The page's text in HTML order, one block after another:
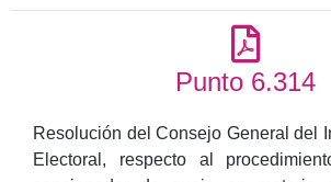
Punto 6.314
Resolución del Consejo General del
Electoral, respecto al